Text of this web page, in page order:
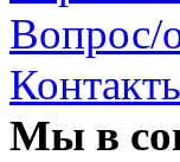
Вопрос/
Мы в